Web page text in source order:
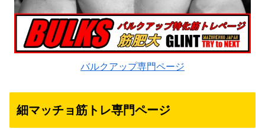
バルクアップ専門ページ
細マッチョ筋トレ専門ページ